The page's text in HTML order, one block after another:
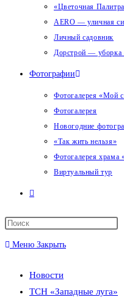
«Цветочная
AERO — уличная
Личный садовник
Дорстрой — уборка
Фотографии
Фотогалерея «Мой
Фотогалерея
Новогодние
«Так жить нельзя»
Фотогалерея храма
Виртуальный тур
Переключить
поиск
по
веб-
Меню Закрыть
Новости
ТСН «Западные луга»